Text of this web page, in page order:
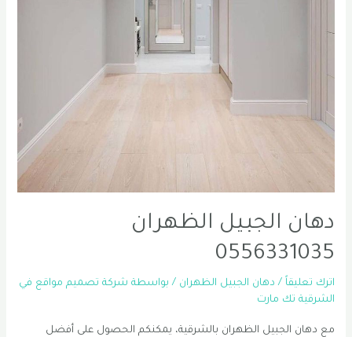
دهان الجبيل الظهران
0556331035
اترك تعليقاً / دهان الجبيل الظهران / بواسطة شركة تصميم مواقع في
الشرقية تك مارت
مع دهان الجبيل الظهران بالشرقية، يمكنكم الحصول على أفضل